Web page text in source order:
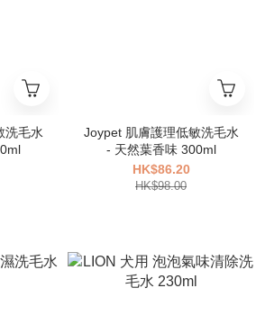
洗毛水
Joypet 肌膚護理低敏洗毛水
- 天然葉香味 300ml
HK$86.20
HK$98.00